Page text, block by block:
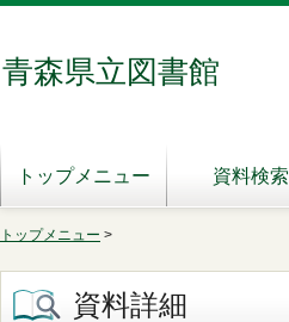
青森県立図書館
トップメニュー 資料検索
トップメニュー >
資料詳細